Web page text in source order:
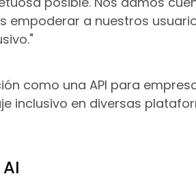
empoderar a nuestros
como una API para
inclusivo en diversas